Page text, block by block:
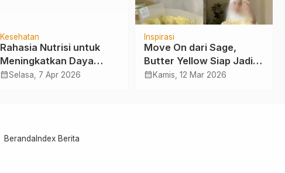
Kesehatan
Rahasia Nutrisi untuk
Meningkatkan Daya
Ingat: Makanan Apa Saja
calendar_monthSelasa, 7 Apr 2026
Inspirasi
Move On dari Sage,
Butter Yellow Siap Jadi
Primadona Baru di
calendar_monthKamis, 12 Mar 2026
Beranda Index Berita